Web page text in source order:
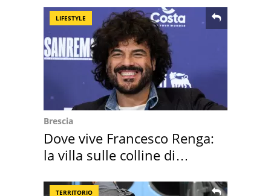
LIFESTYLE
Brescia
Dove vive Francesco Renga:
la villa sulle colline di
TERRITORIO